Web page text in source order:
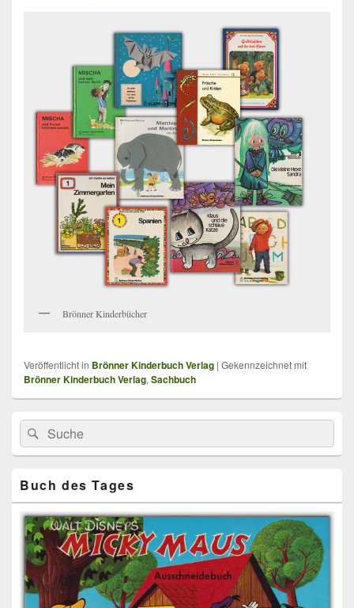
Brönner Kinderbücher
Veröffentlicht in Brönner Kinderbuch Verlag | Gekennzeichnet mit
Brönner Kinderbuch Verlag,Sachbuch
Primärer
Seitenleisten
Widget-
Bereich
Search
for:
Suche
Buch des Tages